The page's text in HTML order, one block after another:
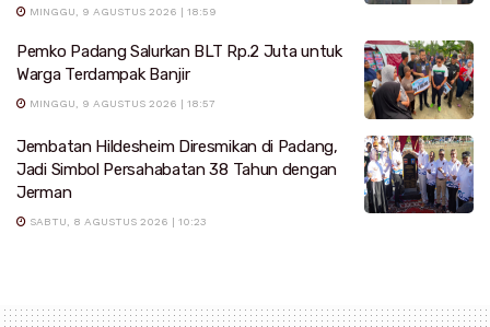
MINGGU, 9 AGUSTUS 2026 | 18:59
Pemko Padang Salurkan BLT Rp.2 Juta untuk
Warga Terdampak Banjir
MINGGU, 9 AGUSTUS 2026 | 18:57
Jembatan Hildesheim Diresmikan di Padang,
Jadi Simbol Persahabatan 38 Tahun dengan
Jerman
SABTU, 8 AGUSTUS 2026 | 10:23